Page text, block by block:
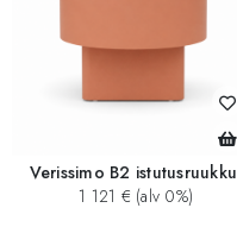
Verissimo B2 istutusruukku
1 121 € (alv 0%)